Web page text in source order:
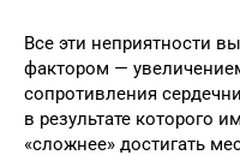
Все эти неприятности
фактором —
сопротивления
в результате которого
«сложнее» достигать